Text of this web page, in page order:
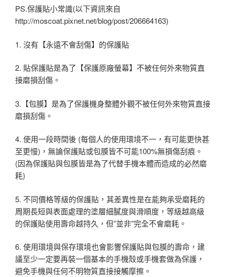
PS.保護貼小常識(以下資訊來自
http://moscoat.pixnet.net/blog/post/206664163)
1. 沒有【永遠不會刮傷】的保護貼
2. 貼保護貼是為了【保護原廠螢幕】不被任何外來物質直
接磨損刮傷。
3.【包膜】是為了保護機身整體外觀不被任何外來物質直接
磨損刮傷。
4. 使用一段時間後 (每個人的使用環境不一，有可能更快甚
至更慢)，無論保護貼或包膜皆不可能100%無損傷刮痕。
(因為保護貼與包膜皆是為了代替手機本體而造成的必然磨
耗)
5. 不同價格等級的保護貼，其差異性是在能夠承受磨耗的
周期長短與表面處理的塗層細膩度與滑順度，等級越高級
的保護貼使用壽命越持久，但”並非”完全不會磨耗。
6. 使用環境與保存環境也會影響保護貼與包膜的壽命，建
議至少一定要再裝一個基本的手機殼或手機套做為保護，
避免手機與任何不明物質直接接觸摩擦。